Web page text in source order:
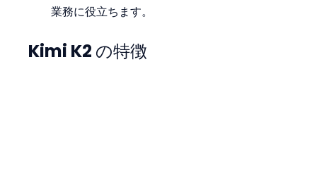
業務に役立ちます。
Kimi K2 の特徴